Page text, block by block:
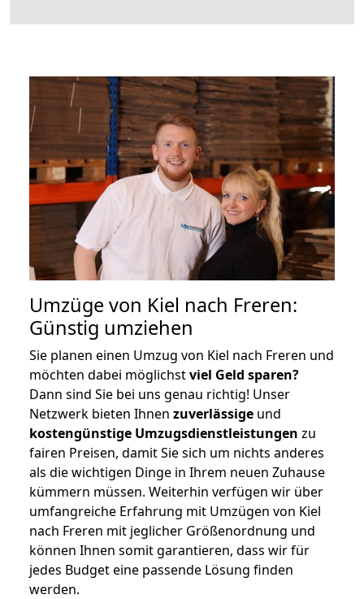
Umzüge von Kiel nach Freren:
Günstig umziehen
Sie planen einen Umzug von Kiel nach Freren und
möchten dabei möglichstviel Geld sparen?
Dann sind Sie bei uns genau richtig! Unser
Netzwerk bieten Ihnen zuverlässige und
kostengünstige Umzugsdienstleistungen zu
fairen Preisen, damit Sie sich um nichts anderes
als die wichtigen Dinge in Ihrem neuen Zuhause
kümmern müssen. Weiterhin verfügen wir über
umfangreiche Erfahrung mit Umzügen von Kiel
nach Freren mit jeglicher Größenordnung und
können Ihnen somit garantieren, dass wir für
jedes Budget eine passende Lösung finden
werden.